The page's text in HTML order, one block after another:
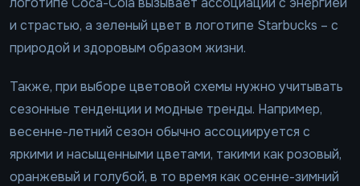
и страстью, а зеленый цвет в логотипе Starbucks – с
природой и здоровым образом жизни.
Также, при выборе цветовой схемы нужно учитывать
сезонные тенденции и модные тренды. Например,
весенне-летний сезон обычно ассоциируется с
яркими и насыщенными цветами, такими как розовый,
оранжевый и голубой, в то время как осенне-зимний